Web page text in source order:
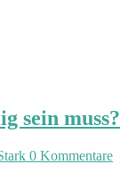
sein muss?
0 Kommentare